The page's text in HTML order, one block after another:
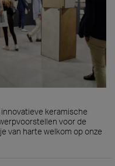
keramische
voor de
van harte welkom op onze